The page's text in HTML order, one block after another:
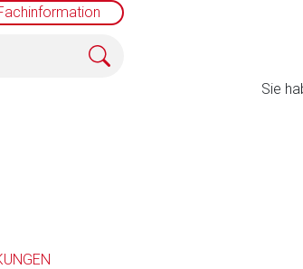
Sie
Aufruf einer externen Seite
Der von Ihnen aufgerufene Link